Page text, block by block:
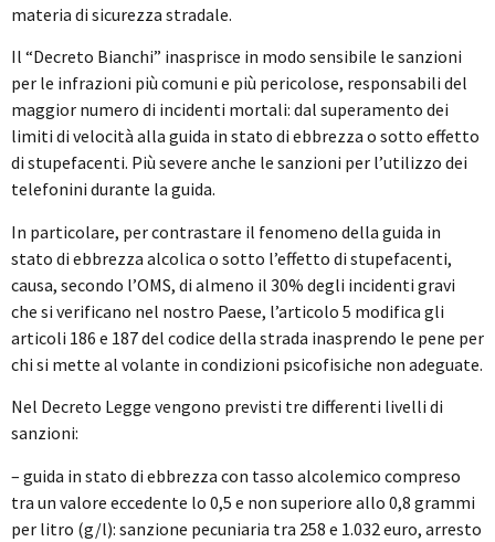
materia di sicurezza stradale.
Il “Decreto Bianchi” inasprisce in modo sensibile le sanzioni
per le infrazioni più comuni e più pericolose, responsabili del
maggior numero di incidenti mortali: dal superamento dei
limiti di velocità alla guida in stato di ebbrezza o sotto effetto
di stupefacenti. Più severe anche le sanzioni per l’utilizzo dei
telefonini durante la guida.
In particolare, per contrastare il fenomeno della guida in
stato di ebbrezza alcolica o sotto l’effetto di stupefacenti,
causa, secondo l’OMS, di almeno il 30% degli incidenti gravi
che si verificano nel nostro Paese, l’articolo 5 modifica gli
articoli 186 e 187 del codice della strada inasprendo le pene per
chi si mette al volante in condizioni psicofisiche non adeguate.
Nel Decreto Legge vengono previsti tre differenti livelli di
sanzioni:
– guida in stato di ebbrezza con tasso alcolemico compreso
tra un valore eccedente lo 0,5 e non superiore allo 0,8 grammi
per litro (g/l): sanzione pecuniaria tra 258 e 1.032 euro, arresto